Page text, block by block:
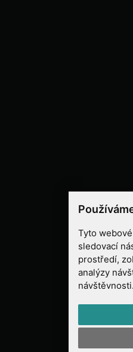
Tyto
sledovací
prostředí,
analýzy
návštěvnosti.